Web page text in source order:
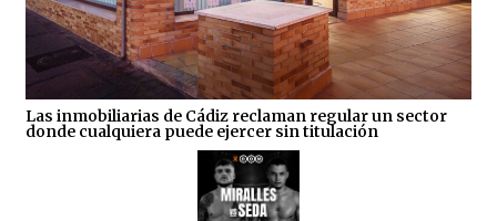
Las inmobiliarias de Cádiz reclaman regular un sector
donde cualquiera puede ejercer sin titulación